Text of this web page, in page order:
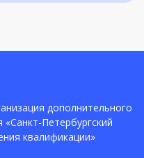
дополнительного
Петербургский
квалификации»